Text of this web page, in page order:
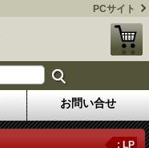
PCサイト
お問い合せ
: LP